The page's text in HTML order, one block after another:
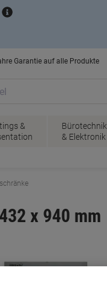
Garantie auf alle Produkte
&
Bürotechnik
& Elektronik
x 940 mm